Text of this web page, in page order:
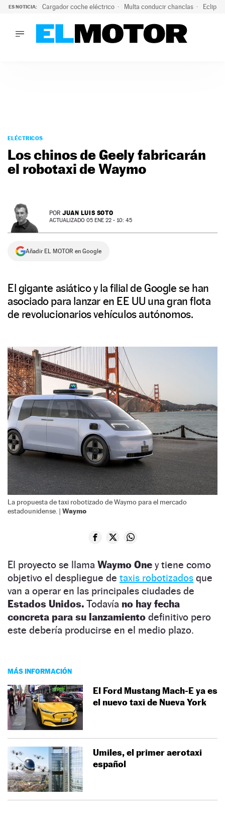
ES NOTICIA: Cargador coche eléctrico Multa conducir chanclas
PODCAST
MOTOS
TECNOLOGÍA
PREMIOS
SERVICIOS
ELÉCTRICOS
Los chinos de Geely fabricarán
el robotaxi de Waymo
POR JUAN LUIS SOTO
ACTUALIZADO 05 ENE 22 - 10: 45
Añadir EL MOTOR en Google
El gigante asiático y la filial de Google se han
asociado para lanzar en EE UU una gran flota
de revolucionarios vehículos autónomos.
La propuesta de taxi robotizado de Waymo para el mercado
estadounidense. | Waymo
El proyecto se llama Waymo One y tiene como
objetivo el despliegue de taxis robotizados que
van a operar en las principales ciudades de
Estados Unidos. Todavía no hay fecha
concreta para su lanzamiento definitivo pero
este debería producirse en el medio plazo.
MÁS INFORMACIÓN
El Ford Mustang Mach-E ya es
el nuevo taxi de Nueva York
Umiles, el primer aerotaxi
español